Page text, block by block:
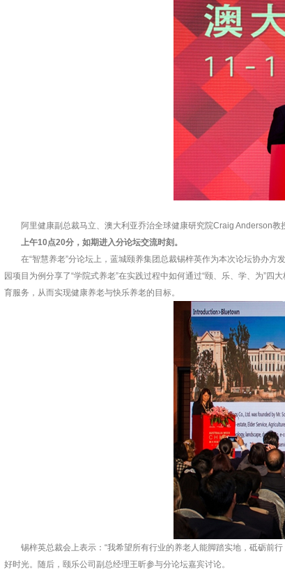
阿里健康副总裁马立、澳大利亚乔治全球健康研究院Craig Anderson
上午10点20分，如期进入分论坛交流时刻。
在“智慧养老”分论坛上，蓝城颐养集团总裁锡梓英作为本次论坛协办
园项目为例分享了“学院式养老”在实践过程中如何通过“颐、乐、学、为”
育服务，从而实现健康养老与快乐养老的目标。
锡梓英总裁会上表示：“我希望所有行业的养老人能脚踏实地，砥砺前
好时光。随后，颐乐公司副总经理王昕参与分论坛嘉宾讨论。